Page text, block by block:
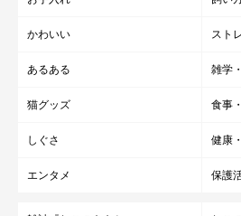
@mpvql
かわいい スト
あるある 雑学
猫グッズ 食事
しぐさ 健康
エンタメ 保護